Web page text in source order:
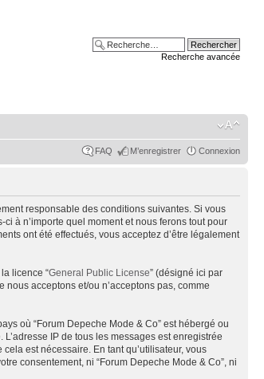
Recherche avancée
FAQ M’enregistrer Connexion
responsable des conditions suivantes. Si vous
à n’importe quel moment et nous ferons tout pour
ont été effectués, vous acceptez d’être légalement
licence “General Public License” (désigné ici par
acceptons et/ou n’acceptons pas, comme
où “Forum Depeche Mode & Co” est hébergé ou
IP de tous les messages est enregistrée
est nécessaire. En tant qu’utilisateur, vous
consentement, ni “Forum Depeche Mode & Co”, ni